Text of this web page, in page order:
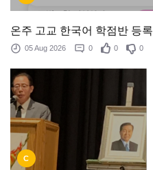
온주 고교 한국어 학점반 등록
05 Aug 2026 0 0 0
C